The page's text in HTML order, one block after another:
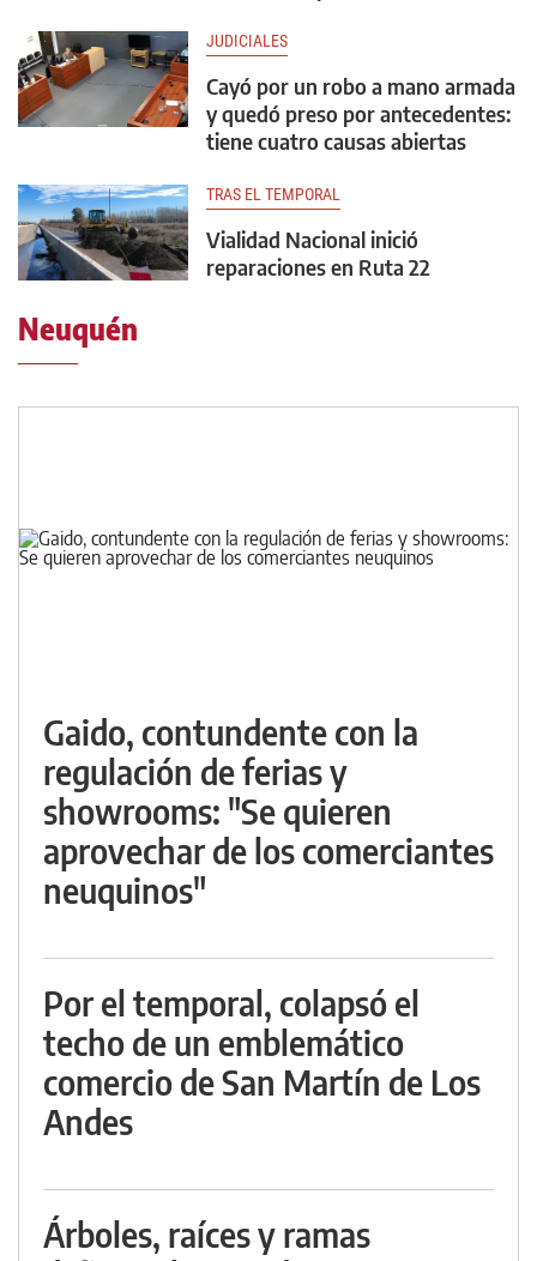
JUDICIALES
Cayó por un robo a mano armada
y quedó preso por antecedentes:
tiene cuatro causas abiertas
TRAS EL TEMPORAL
Vialidad Nacional inició
reparaciones en Ruta 22
Neuquén
Gaido, contundente con la
regulación de ferias y
showrooms: "Se quieren
aprovechar de los comerciantes
neuquinos"
Por el temporal, colapsó el
techo de un emblemático
comercio de San Martín de Los
Andes
Árboles, raíces y ramas